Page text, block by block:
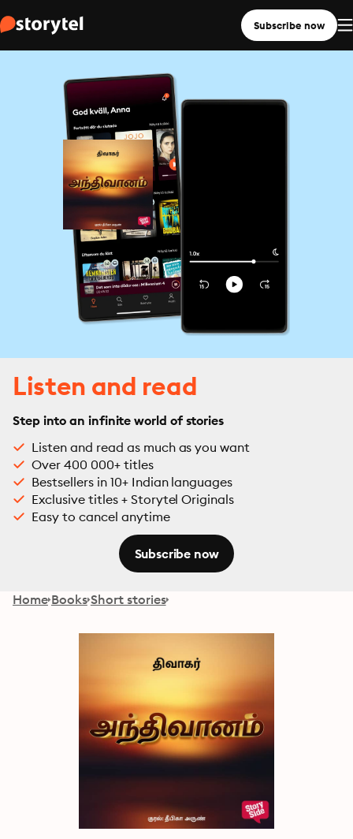
Subscribe now
Listen and read
Step into an infinite world of stories
Listen and read as much as you want
Over 400 000+ titles
Bestsellers in 10+ Indian languages
Exclusive titles + Storytel Originals
Easy to cancel anytime
Subscribe now
Home Books Short stories